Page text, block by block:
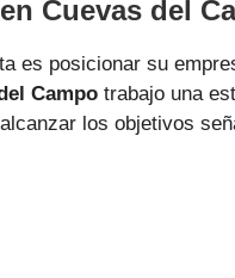
Cuevas del
es posicionar su
Campo trabajo una
los objetivos